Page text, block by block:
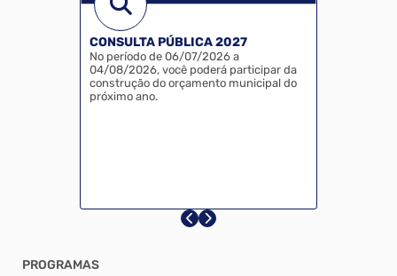
Convênios Federais
Agência do Trabalhador
CONSULTA PÚBLICA 2027
No período de 06/07/2026 a
04/08/2026, você poderá participar da
construção do orçamento municipal do
próximo ano.
PROGRAMAS